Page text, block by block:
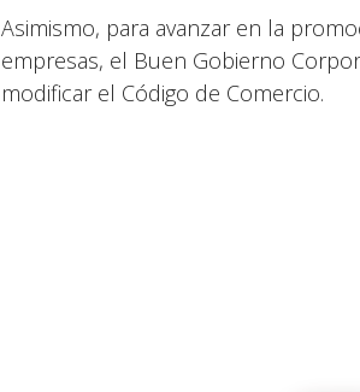
Asimismo, para avanzar en la
empresas, el Buen Gobierno
modificar el Código de Comercio.